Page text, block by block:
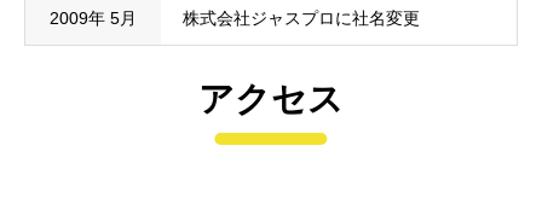
2009年 5月 株式会社ジャスプロに社名変更
アクセス